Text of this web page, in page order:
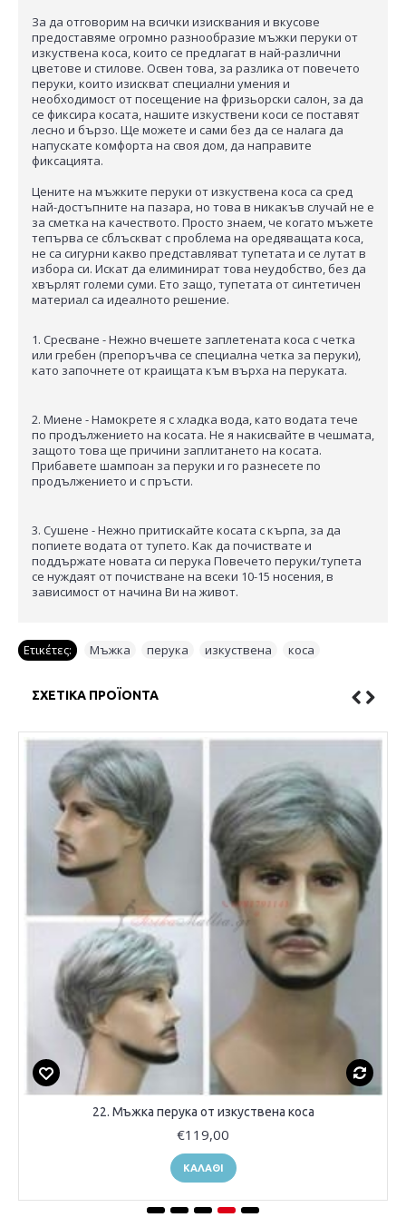
За да отговорим на всички изисквания и вкусове
предоставяме огромно разнообразие мъжки перуки от
изкуствена коса, които се предлагат в най-различни
цветове и стилове. Освен това, за разлика от повечето
перуки, които изискват специални умения и
необходимост от посещение на фризьорски салон, за да
се фиксира косата, нашите изкуствени коси се поставят
лесно и бързо. Ще можете и сами без да се налага да
напускате комфорта на своя дом, да направите
фиксацията.
Цените на мъжките перуки от изкуствена коса са сред
най-достъпните на пазара, но това в никакъв случай не е
за сметка на качеството. Просто знаем, че когато мъжете
тепърва се сблъскват с проблема на оредяващата коса,
не са сигурни какво представляват тупетата и се лутат в
избора си. Искат да елиминират това неудобство, без да
хвърлят големи суми. Ето защо, тупетата от синтетичен
материал са идеалното решение.
1. Сресване - Нежно вчешете заплетената коса с четка
или гребен (препоръчва се специална четка за перуки),
като започнете от краищата към върха на перуката.
2. Миене - Намокрете я с хладка вода, като водата тече
по продължението на косата. Не я накисвайте в чешмата,
защото това ще причини заплитането на косата.
Прибавете шампоан за перуки и го разнесете по
продължението и с пръсти.
3. Сушене - Нежно притискайте косата с кърпа, за да
попиете водата от тупето. Как да почиствате и
поддържате новата си перука Повечето перуки/тупета
се нуждаят от почистване на всеки 10-15 носения, в
зависимост от начина Ви на живот.
Ετικέτες: Мъжка перука изкуствена коса
ΣΧΕΤΙΚΆ ΠΡΟΪΌΝΤΑ
22. Мъжка перука от изкуствена коса
€119,00
ΚΑΛΆΘΙ